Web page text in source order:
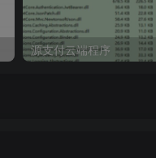
源支付云端程序